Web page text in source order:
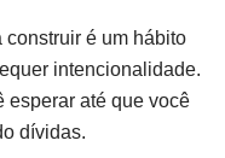
construir é um hábito
intencionalidade.
esperar até que você
dívidas.